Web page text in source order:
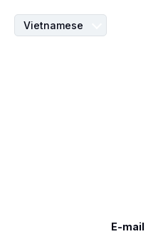
Vietnamese
E-mail